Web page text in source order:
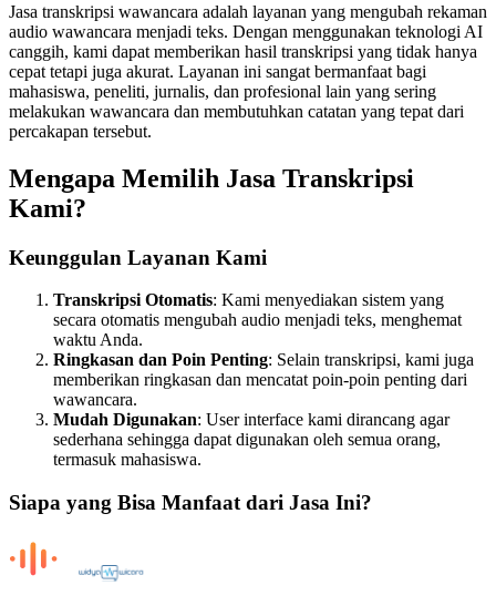
Jasa transkripsi wawancara adalah layanan yang mengubah rekaman
audio wawancara menjadi teks. Dengan menggunakan teknologi AI
canggih, kami dapat memberikan hasil transkripsi yang tidak hanya
cepat tetapi juga akurat. Layanan ini sangat bermanfaat bagi
mahasiswa, peneliti, jurnalis, dan profesional lain yang sering
melakukan wawancara dan membutuhkan catatan yang tepat dari
percakapan tersebut.
Mengapa Memilih Jasa Transkripsi
Kami?
Keunggulan Layanan Kami
Transkripsi Otomatis: Kami menyediakan sistem yang
secara otomatis mengubah audio menjadi teks, menghemat
waktu Anda.
Ringkasan dan Poin Penting: Selain transkripsi, kami juga
memberikan ringkasan dan mencatat poin-poin penting dari
wawancara.
Mudah Digunakan: User interface kami dirancang agar
sederhana sehingga dapat digunakan oleh semua orang,
termasuk mahasiswa.
Siapa yang Bisa Manfaat dari Jasa Ini?